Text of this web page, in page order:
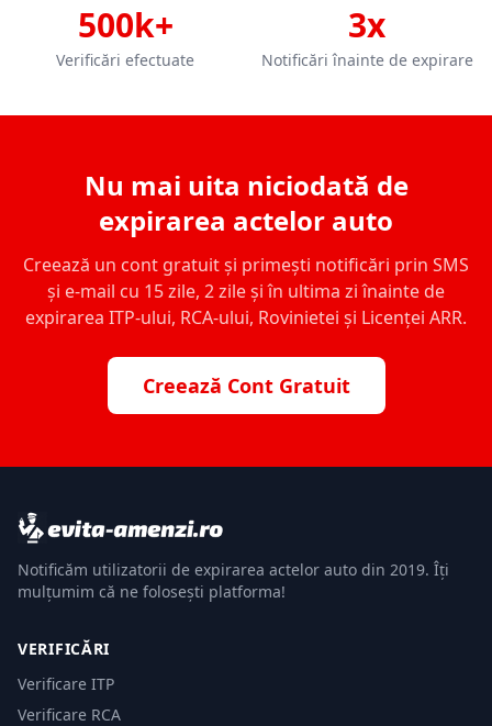
500k+
Verificări efectuate
3x
Notificări înainte de expirare
Nu mai uita niciodată de
expirarea actelor auto
Creează un cont gratuit și primești notificări prin SMS
și e-mail cu 15 zile, 2 zile și în ultima zi înainte de
expirarea ITP-ului, RCA-ului, Rovinietei și Licenței ARR.
Creează Cont Gratuit
Notificăm utilizatorii de expirarea actelor auto din 2019. Îți
mulțumim că ne folosești platforma!
VERIFICĂRI
Verificare ITP
Verificare RCA